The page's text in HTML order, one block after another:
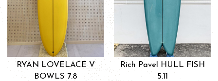
RYAN LOVELACE V
BOWLS 7.8
Rich Pavel HULL FISH
5.11